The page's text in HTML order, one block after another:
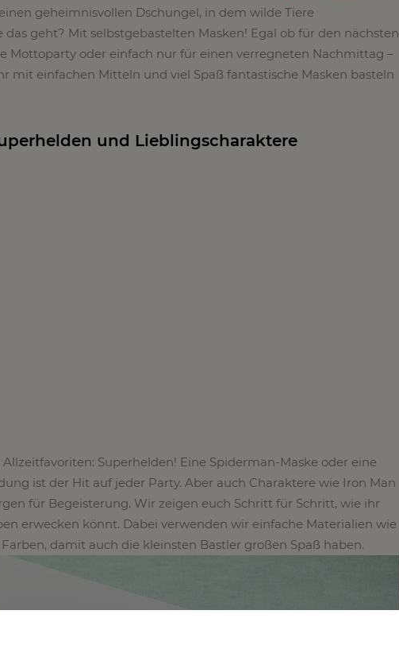
geheimnisvollen Dschungel, in dem wilde Tiere
das geht? Mit selbstgebastelten Masken! Egal ob für den nächsten
Mottoparty oder einfach nur für einen verregneten Nachmittag –
mit einfachen Mitteln und viel Spaß fantastische Masken basteln
und Lieblingscharaktere
Superhelden! Eine Spiderman-Maske oder eine
ist der Hit auf jeder Party. Aber auch Charaktere wie Iron Man
für Begeisterung. Wir zeigen euch Schritt für Schritt, wie ihr
erwecken könnt. Dabei verwenden wir einfache Materialien wie
damit auch die kleinsten Bastler großen Spaß haben.